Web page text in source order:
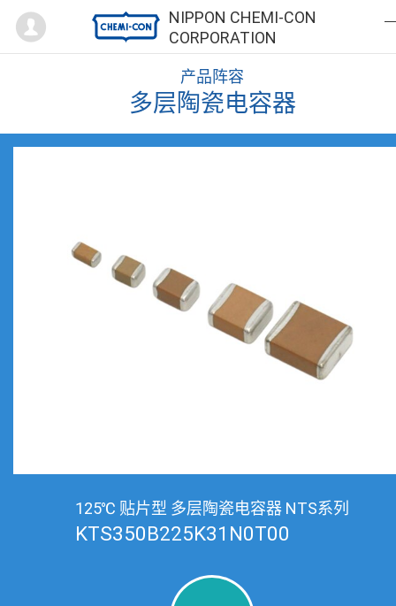
NIPPON CHEMI-CON
CORPORATION
Mypage
产品阵容
多层陶瓷电容器
125℃ 贴片型 多层陶瓷电容器 NTS系列
KTS350B225K31N0T00